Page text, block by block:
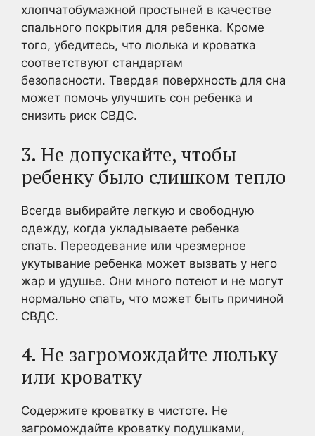
хлопчатобумажной простыней в качестве
спального покрытия для ребенка. Кроме
того, убедитесь, что люлька и кроватка
соответствуют стандартам
безопасности. Твердая поверхность для сна
может помочь улучшить сон ребенка и
снизить риск СВДС.
3. Не допускайте, чтобы
ребенку было слишком тепло
Всегда выбирайте легкую и свободную
одежду, когда укладываете ребенка
спать. Переодевание или чрезмерное
укутывание ребенка может вызвать у него
жар и удушье. Они много потеют и не могут
нормально спать, что может быть причиной
СВДС.
4. Не загромождайте люльку
или кроватку
Содержите кроватку в чистоте. Не
загромождайте кроватку подушками,